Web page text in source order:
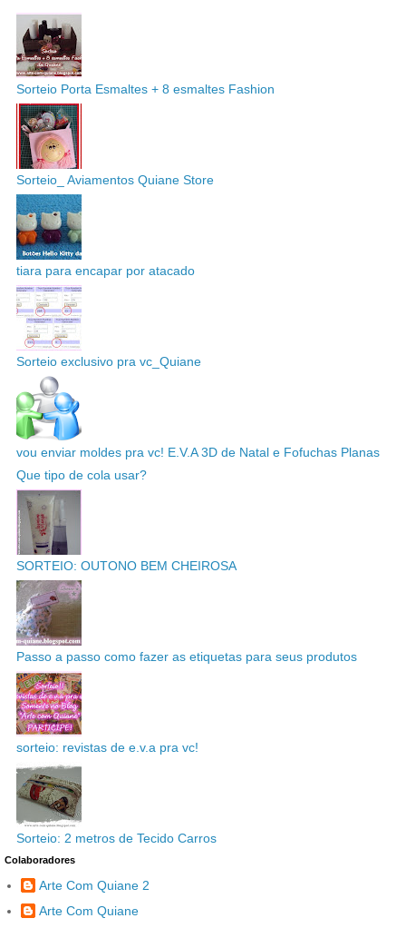
Sorteio Porta Esmaltes + 8 esmaltes Fashion
Sorteio_ Aviamentos Quiane Store
tiara para encapar por atacado
Sorteio exclusivo pra vc_Quiane
vou enviar moldes pra vc! E.V.A 3D de Natal e Fofuchas Planas
Que tipo de cola usar?
SORTEIO: OUTONO BEM CHEIROSA
Passo a passo como fazer as etiquetas para seus produtos
sorteio: revistas de e.v.a pra vc!
Sorteio: 2 metros de Tecido Carros
Colaboradores
Arte Com Quiane 2
Arte Com Quiane